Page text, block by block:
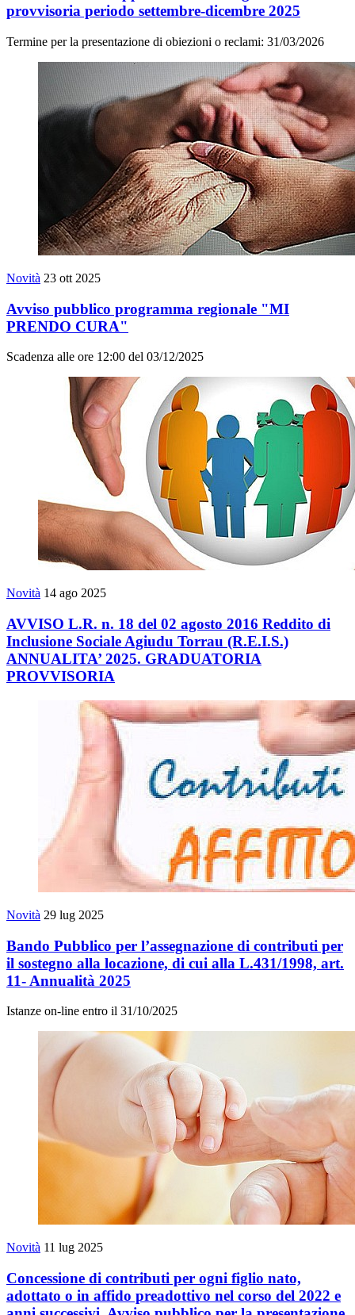
provvisoria periodo settembre-dicembre 2025
Termine per la presentazione di obiezioni o reclami: 31/03/2026
Novità 23 ott 2025
Avviso pubblico programma regionale "MI
PRENDO CURA"
Scadenza alle ore 12:00 del 03/12/2025
Novità 14 ago 2025
AVVISO L.R. n. 18 del 02 agosto 2016 Reddito di
Inclusione Sociale Agiudu Torrau (R.E.I.S.)
ANNUALITA’ 2025. GRADUATORIA
PROVVISORIA
Novità 29 lug 2025
Bando Pubblico per l’assegnazione di contributi per
il sostegno alla locazione, di cui alla L.431/1998, art.
11- Annualità 2025
Istanze on-line entro il 31/10/2025
Novità 11 lug 2025
Concessione di contributi per ogni figlio nato,
adottato o in affido preadottivo nel corso del 2022 e